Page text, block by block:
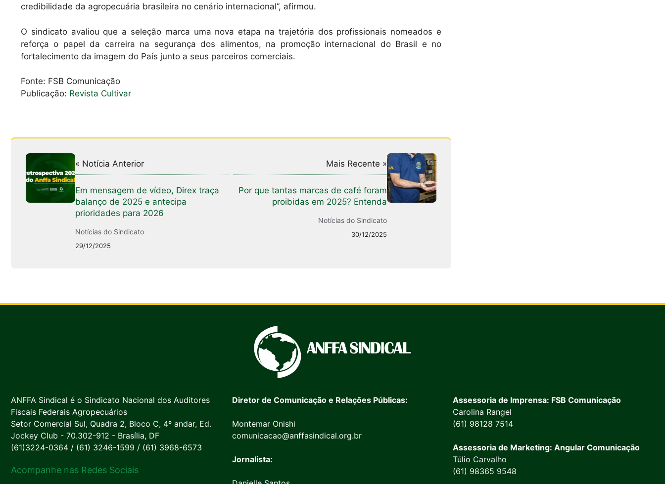
credibilidade da agropecuária brasileira no cenário internacional”, afirmou.
O sindicato avaliou que a seleção marca uma nova etapa na trajetória dos profissionais nomeados e
reforça o papel da carreira na segurança dos alimentos, na promoção internacional do Brasil e no
fortalecimento da imagem do País junto a seus parceiros comerciais.
Fonte: FSB Comunicação
Publicação: Revista Cultivar
« Notícia Anterior
Em mensagem de vídeo, Direx traça
balanço de 2025 e antecipa
prioridades para 2026
Notícias do Sindicato
29/12/2025
Mais Recente »
Por que tantas marcas de café foram
proibidas em 2025? Entenda
Notícias do Sindicato
30/12/2025
ANFFA Sindical é o Sindicato Nacional dos Auditores
Fiscais Federais Agropecuários
Setor Comercial Sul, Quadra 2, Bloco C, 4º andar, Ed.
Jockey Club - 70.302-912 - Brasília, DF
(61)3224-0364 / (61) 3246-1599 / (61) 3968-6573
Acompanhe nas Redes Sociais
Diretor de Comunicação e Relações Públicas:
Montemar Onishi
comunicacao@anffasindical.org.br
Jornalista:
Assessoria de Imprensa: FSB Comunicação
Carolina Rangel
(61) 98128 7514
Assessoria de Marketing: Angular Comunicação
Túlio Carvalho
(61) 98365 9548